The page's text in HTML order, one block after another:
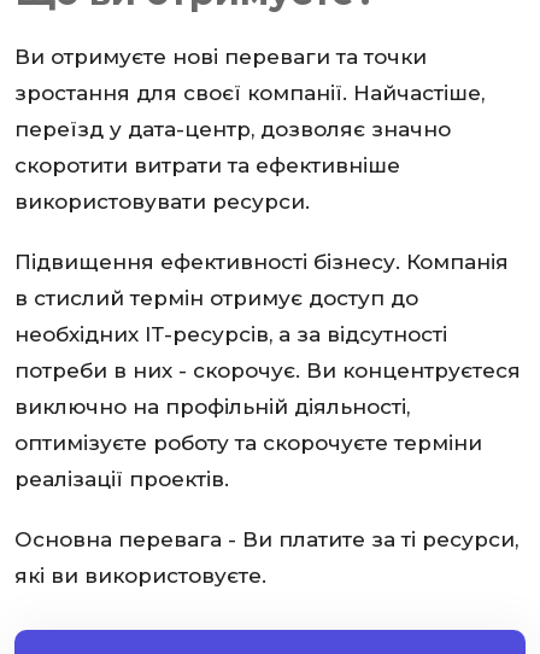
Ви отримуєте нові переваги та точки
зростання для своєї компанії. Найчастіше,
переїзд у дата-центр, дозволяє значно
скоротити витрати та ефективніше
використовувати ресурси.
Підвищення ефективності бізнесу. Компанія
в стислий термін отримує доступ до
необхідних ІТ-ресурсів, а за відсутності
потреби в них - скорочує. Ви концентруєтеся
виключно на профільній діяльності,
оптимізуєте роботу та скорочуєте терміни
реалізації проектів.
Основна перевага - Ви платите за ті ресурси,
які ви використовуєте.